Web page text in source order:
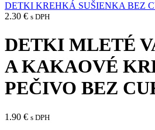
DETKI KREHKÁ SUŠIENKA BEZ
2.30 € s DPH
DETKI MLETÉ
A KAKAOVÉ
PEČIVO BEZ
1.90 € s DPH